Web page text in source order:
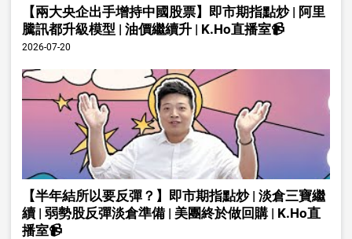
【兩大央企出手增持中國股票】即市期指點炒 | 阿里
騰訊都升級模型 | 油價繼續升 | K.Ho直播室📹
2026-07-20
【半年結所以要反彈？】即市期指點炒 | 淡倉三寶繼
續 | 弱勢股反彈淡倉準備 | 美團終於做回購 | K.Ho直
播室📹